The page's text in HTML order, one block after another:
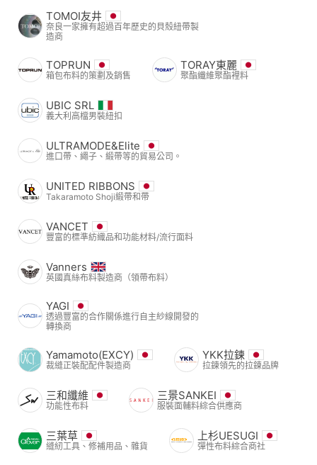
TOMOI友井
奈良一家擁有超過百年歷史的貝殼紐帶製
造商
TOPRUN
箱包布料的策劃及銷售
TORAY東麗
聚酯纖維聚酯裡料
UBIC SRL
義大利高檔男裝紐扣
ULTRAMODE&Elite
進口帶、繩子、緞帶等的貿易公司。
UNITED RIBBONS
Takaramoto Shoji緞帶和帶
VANCET
豐富的標準紡織品和功能材料/流行面料
Vanners
英國真絲布料製造商（領帶布料）
YAGI
透過豐富的合作關係進行自主紗線開發的
轉換商
Yamamoto(EXCY)
裁縫正裝配配件製造商
YKK拉鍊
拉鍊領先的拉鍊品牌
三和纖維
功能性布料
三景SANKEI
服裝面輔料綜合供應商
三葉草
縫紉工具、修補用品、雜貨
上杉UESUGI
彈性布料綜合商社